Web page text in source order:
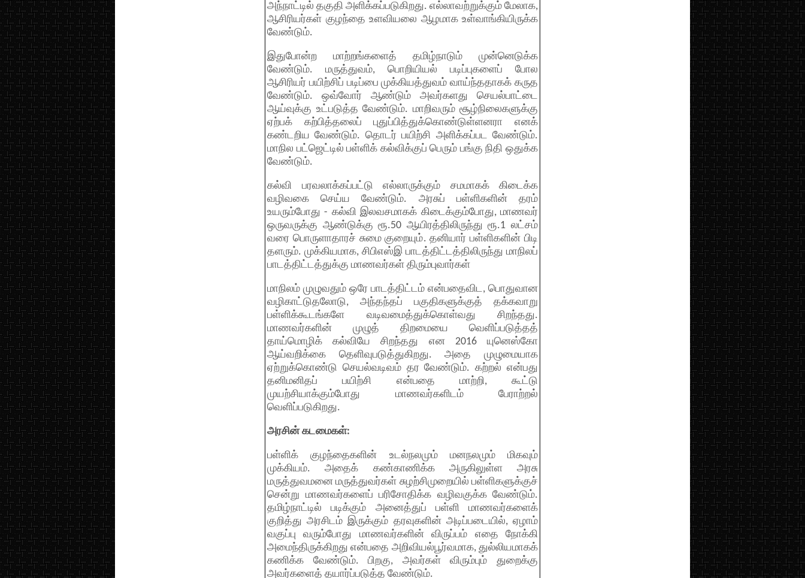
அந்நாட்டில் தகுதி அளிக்கப்படுகிறது. எல்லாவற்றுக்கும் மேலாக,
ஆசிரியர்கள் குழந்தை உளவியலை ஆழமாக உள்வாங்கியிருக்க
வேண்டும்.
இதுபோன்ற மாற்றங்களைத் தமிழ்நாடும் முன்னெடுக்க
வேண்டும். மருத்துவம், பொறியியல் படிப்புகளைப் போல
ஆசிரியர் பயிற்சிப் படிப்பை முக்கியத்துவம் வாய்ந்ததாகக் கருத
வேண்டும். ஒவ்வோர் ஆண்டும் அவர்களது செயல்பாட்டை
ஆய்வுக்கு உட்படுத்த வேண்டும். மாறிவரும் சூழ்நிலைகளுக்கு
ஏற்பக் கற்பித்தலைப் புதுப்பித்துக்கொண்டுள்ளனரா எனக்
கண்டறிய வேண்டும். தொடர் பயிற்சி அளிக்கப்பட வேண்டும்.
மாநில பட்ஜெட்டில் பள்ளிக் கல்விக்குப் பெரும் பங்கு நிதி ஒதுக்க
வேண்டும்.
கல்வி பரவலாக்கப்பட்டு எல்லாருக்கும் சமமாகக் கிடைக்க
வழிவகை செய்ய வேண்டும். அரசுப் பள்ளிகளின் தரம்
உயரும்போது - கல்வி இலவசமாகக் கிடைக்கும்போது, மாணவர்
ஒருவருக்கு ஆண்டுக்கு ரூ.50 ஆயிரத்திலிருந்து ரூ.1 லட்சம்
வரை பொருளாதாரச் சுமை குறையும். தனியார் பள்ளிகளின் பிடி
தளரும். முக்கியமாக, சிபிஎஸ்இ பாடத்திட்டத்திலிருந்து மாநிலப்
பாடத்திட்டத்துக்கு மாணவர்கள் திரும்புவார்கள்
மாநிலம் முழுவதும் ஒரே பாடத்திட்டம் என்பதைவிட, பொதுவான
வழிகாட்டுதலோடு, அந்தந்தப் பகுதிகளுக்குத் தக்கவாறு
பள்ளிக்கூடங்களே வடிவமைத்துக்கொள்வது சிறந்தது.
மாணவர்களின் முழுத் திறமையை வெளிப்படுத்தத்
தாய்மொழிக் கல்வியே சிறந்தது என 2016 யுனெஸ்கோ
ஆய்வறிக்கை தெளிவுபடுத்துகிறது. அதை முழுமையாக
ஏற்றுக்கொண்டு செயல்வடிவம் தர வேண்டும். கற்றல் என்பது
தனிமனிதப் பயிற்சி என்பதை மாற்றி, கூட்டு
முயற்சியாக்கும்போது மாணவர்களிடம் பேராற்றல்
வெளிப்படுகிறது.
அரசின் கடமைகள்:
பள்ளிக் குழந்தைகளின் உடல்நலமும் மனநலமும் மிகவும்
முக்கியம். அதைக் கண்காணிக்க அருகிலுள்ள அரசு
மருத்துவமனை மருத்துவர்கள் சுழற்சிமுறையில் பள்ளிகளுக்குச்
சென்று மாணவர்களைப் பரிசோதிக்க வழிவகுக்க வேண்டும்.
தமிழ்நாட்டில் படிக்கும் அனைத்துப் பள்ளி மாணவர்களைக்
குறித்து அரசிடம் இருக்கும் தரவுகளின் அடிப்படையில், ஏழாம்
வகுப்பு வரும்போது மாணவர்களின் விருப்பம் எதை நோக்கி
அமைந்திருக்கிறது என்பதை அறிவியல்பூர்வமாக, துல்லியமாகக்
கணிக்க வேண்டும். பிறகு, அவர்கள் விரும்பும் துறைக்கு
அவர்களைத் தயார்ப்படுத்த வேண்டும்.